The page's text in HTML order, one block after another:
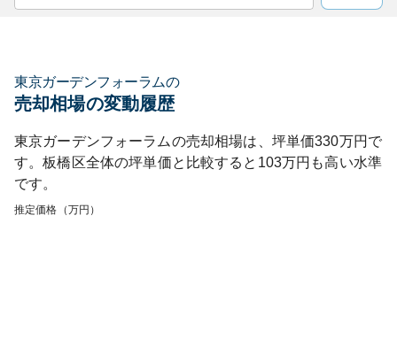
東京ガーデンフォーラムの
売却相場の変動履歴
東京ガーデンフォーラムの売却相場は、坪単価330万円で
す。板橋区全体の坪単価と比較すると 103万円も高い水準
です。
推定価格（万円）